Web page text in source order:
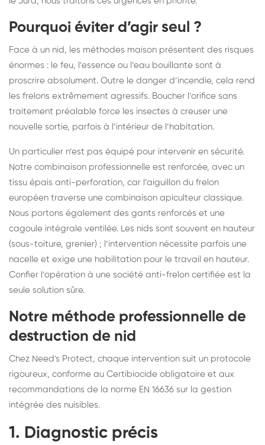
Pourquoi éviter d’agir seul ?
Face à un nid, les méthodes maison présentent des risques
énormes : le feu, l’essence ou l’eau bouillante sont à
proscrire absolument. Outre le danger d’incendie, cela rend
les frelons extrêmement agressifs. Boucher l’orifice sans
traitement préalable force les insectes à creuser une
nouvelle sortie, parfois à l’intérieur de l’habitation.
Un particulier n’est pas équipé pour intervenir en sécurité.
Notre combinaison professionnelle est renforcée, avec un
tissu épais anti-perforation, car l’aiguillon du frelon
européen traverse une combinaison apiculteur classique.
Nous portons également des gants renforcés et une
cagoule intégrale ventilée. Les nids sont souvent en hauteur
(sous-toiture, grenier) ; l’intervention nécessite parfois une
nacelle et exige une habilitation pour le travail en hauteur.
Confier l’opération à une société anti-frelon certifiée est la
seule solution sûre.
Notre méthode professionnelle de
destruction de nid
Chez Need's Protect, chaque intervention suit un protocole
rigoureux, conforme au Certibiocide obligatoire et aux
recommandations de la norme EN 16636 sur la gestion
intégrée des nuisibles.
1. Diagnostic précis